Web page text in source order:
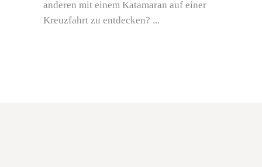
anderen mit einem Katamaran auf einer
Kreuzfahrt zu entdecken?